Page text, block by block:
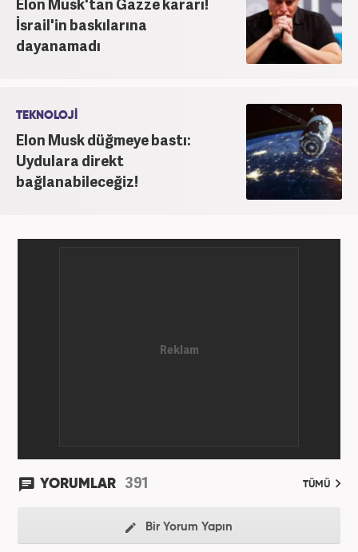
İsrail'in baskılarına
dayanamadı
TEKNOLOJİ
Elon Musk düğmeye bastı:
Uydulara direkt
bağlanabileceğiz!
YORUMLAR 391 TÜMÜ
Bir Yorum Yapın